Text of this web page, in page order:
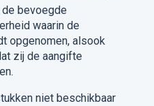
bevoegde
waarin de
opgenomen, alsook
zij de aangifte
niet beschikbaar